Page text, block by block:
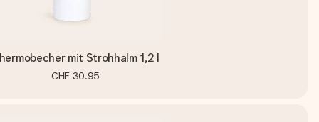
mit Strohhalm 1,2 l
CHF 30.95